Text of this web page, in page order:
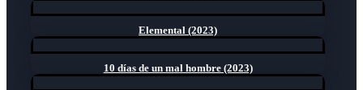
Elemental (2023)
10 días de un mal hombre (2023)